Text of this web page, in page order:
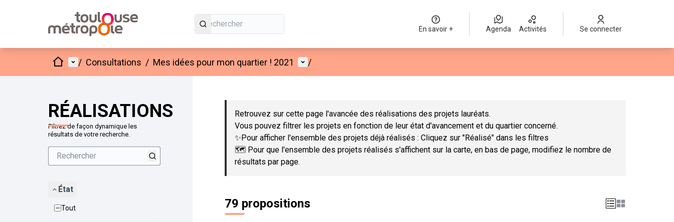
En savoir + Agenda Activités Se connecter
AccueilMenu principal
/ Consultations / Mes idées pour mon quartier ! 2021 Menu utilisateur
/
RÉALISATIONS
Filtrez de façon dynamique les
résultats de votre recherche.
État
Tout
Passer la carte
Retrouvez sur cette page l'avancée des réalisations des projets lauréats.
Vous pouvez filtrer les projets en fonction de leur état d'avancement et du quartier concerné.
✨Pour afficher l'ensemble des projets déjà réalisés : Cliquez sur "Réalisé" dans les filtres
🗺️ Pour que l'ensemble des projets réalisés s'affichent sur la carte, en bas de page, modifiez le nombre de
résultats par page.
79 propositions